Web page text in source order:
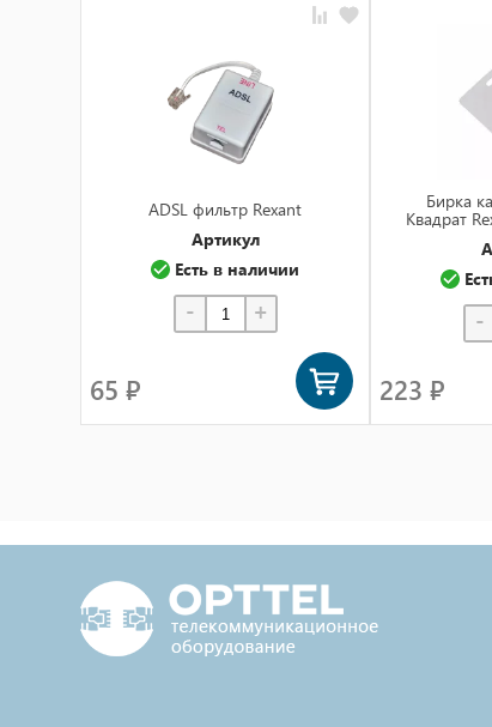
ADSL фильтр Rexant
Артикул
Есть в наличии
- +
65 ₽
Бирка
Квадрат
-
223 ₽